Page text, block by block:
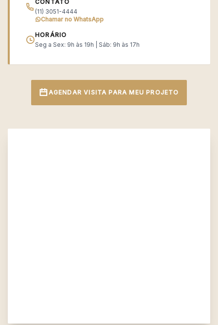
CONTATO
(11) 3051-4444
Chamar no WhatsApp
HORÁRIO
Seg a Sex: 9h às 19h | Sáb: 9h às 17h
AGENDAR VISITA PARA MEU PROJETO